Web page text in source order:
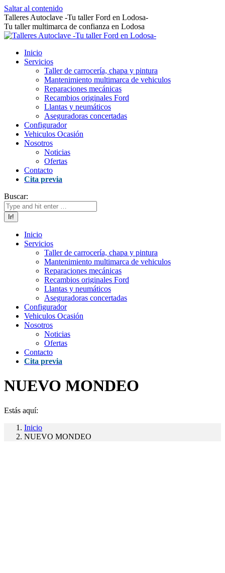
Saltar al contenido
Talleres Autoclave -Tu taller Ford en Lodosa-
Tu taller multimarca de confianza en Lodosa
Inicio
Servicios
Taller de carrocería, chapa y pintura
Mantenimiento multimarca de vehiculos
Reparaciones mecánicas
Recambios originales Ford
Llantas y neumáticos
Aseguradoras concertadas
Configurador
Vehiculos Ocasión
Nosotros
Noticias
Ofertas
Contacto
Cita previa
Buscar:
Inicio
Servicios
Taller de carrocería, chapa y pintura
Mantenimiento multimarca de vehiculos
Reparaciones mecánicas
Recambios originales Ford
Llantas y neumáticos
Aseguradoras concertadas
Configurador
Vehiculos Ocasión
Nosotros
Noticias
Ofertas
Contacto
Cita previa
NUEVO MONDEO
Estás aquí:
Inicio
NUEVO MONDEO